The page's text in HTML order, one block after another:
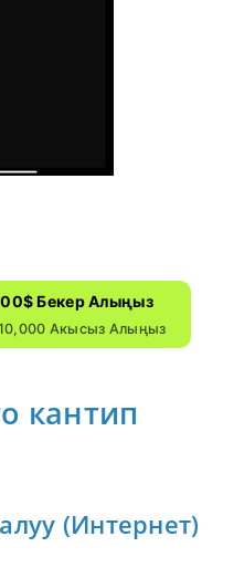
Бекер Алыңыз
Акысыз Алыңыз
кантип
(Интернет)